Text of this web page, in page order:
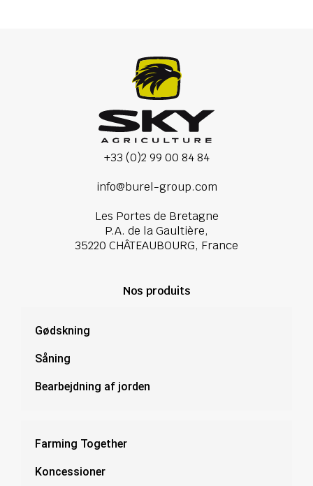
+33 (0)2 99 00 84 84
info@burel-group.com
Les Portes de Bretagne
P.A. de la Gaultière,
35220 CHÂTEAUBOURG, France
Nos produits
Gødskning
Såning
Bearbejdning af jorden
Farming Together
Koncessioner